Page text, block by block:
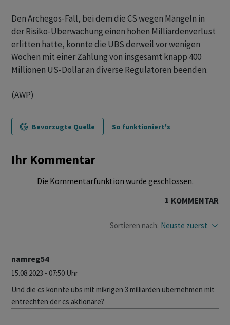
Den Archegos-Fall, bei dem die CS wegen Mängeln in
der Risiko-Überwachung einen hohen Milliardenverlust
erlitten hatte, konnte die UBS derweil vor wenigen
Wochen mit einer Zahlung von insgesamt knapp 400
Millionen US-Dollar an diverse Regulatoren beenden.
(AWP)
Bevorzugte Quelle So funktioniert's
Ihr Kommentar
Die Kommentarfunktion wurde geschlossen.
1 KOMMENTAR
Sortieren nach: Neuste zuerst
namreg54
15.08.2023 - 07:50 Uhr
Und die cs konnte ubs mit mikrigen 3 milliarden übernehmen mit
entrechten der cs aktionäre?